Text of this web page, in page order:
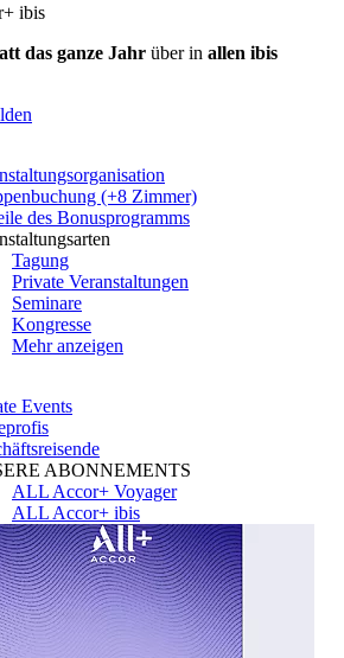
ibis
das ganze Jahr über in allen ibis
(+8 Zimmer)
des Bonusprogramms
Tagung
Private Veranstaltungen
Seminare
Kongresse
Mehr anzeigen
Events
ABONNEMENTS
ALL Accor+ Voyager
ALL Accor+ ibis